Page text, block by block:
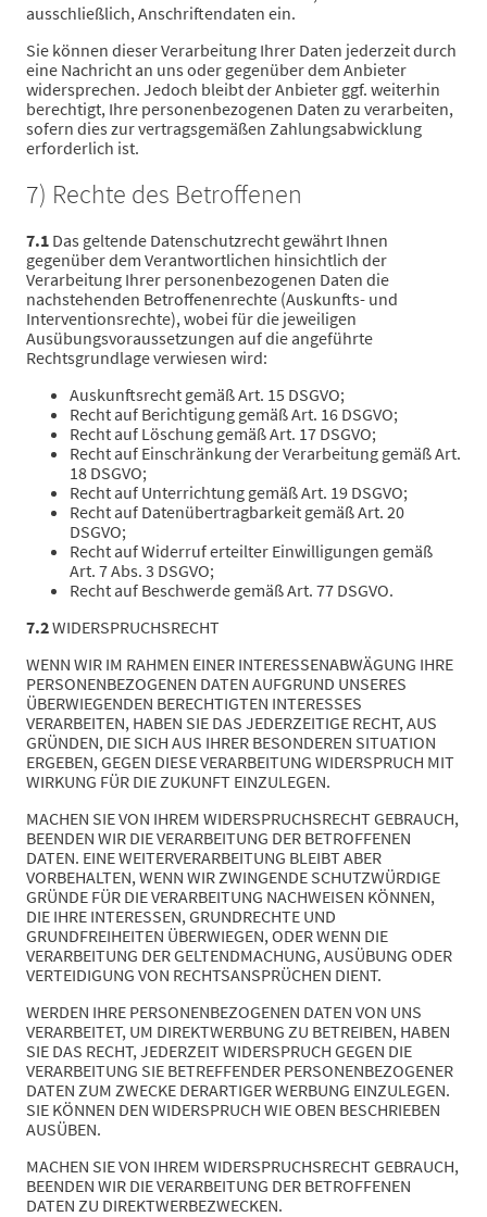
ausschließlich, Anschriftendaten ein.
Sie können dieser Verarbeitung Ihrer Daten jederzeit durch
eine Nachricht an uns oder gegenüber dem Anbieter
widersprechen. Jedoch bleibt der Anbieter ggf. weiterhin
berechtigt, Ihre personenbezogenen Daten zu verarbeiten,
sofern dies zur vertragsgemäßen Zahlungsabwicklung
erforderlich ist.
7) Rechte des Betroffenen
7.1 Das geltende Datenschutzrecht gewährt Ihnen
gegenüber dem Verantwortlichen hinsichtlich der
Verarbeitung Ihrer personenbezogenen Daten die
nachstehenden Betroffenenrechte (Auskunfts- und
Interventionsrechte), wobei für die jeweiligen
Ausübungsvoraussetzungen auf die angeführte
Rechtsgrundlage verwiesen wird:
Auskunftsrecht gemäß Art. 15 DSGVO;
Recht auf Berichtigung gemäß Art. 16 DSGVO;
Recht auf Löschung gemäß Art. 17 DSGVO;
Recht auf Einschränkung der Verarbeitung gemäß Art.
18 DSGVO;
Recht auf Unterrichtung gemäß Art. 19 DSGVO;
Recht auf Datenübertragbarkeit gemäß Art. 20
DSGVO;
Recht auf Widerruf erteilter Einwilligungen gemäß
Art. 7 Abs. 3 DSGVO;
Recht auf Beschwerde gemäß Art. 77 DSGVO.
7.2WIDERSPRUCHSRECHT
WENN WIR IM RAHMEN EINER INTERESSENABWÄGUNG IHRE
PERSONENBEZOGENEN DATEN AUFGRUND UNSERES
ÜBERWIEGENDEN BERECHTIGTEN INTERESSES
VERARBEITEN, HABEN SIE DAS JEDERZEITIGE RECHT, AUS
GRÜNDEN, DIE SICH AUS IHRER BESONDEREN SITUATION
ERGEBEN, GEGEN DIESE VERARBEITUNG WIDERSPRUCH MIT
WIRKUNG FÜR DIE ZUKUNFT EINZULEGEN.
MACHEN SIE VON IHREM WIDERSPRUCHSRECHT GEBRAUCH,
BEENDEN WIR DIE VERARBEITUNG DER BETROFFENEN
DATEN. EINE WEITERVERARBEITUNG BLEIBT ABER
VORBEHALTEN, WENN WIR ZWINGENDE SCHUTZWÜRDIGE
GRÜNDE FÜR DIE VERARBEITUNG NACHWEISEN KÖNNEN,
DIE IHRE INTERESSEN, GRUNDRECHTE UND
GRUNDFREIHEITEN ÜBERWIEGEN, ODER WENN DIE
VERARBEITUNG DER GELTENDMACHUNG, AUSÜBUNG ODER
VERTEIDIGUNG VON RECHTSANSPRÜCHEN DIENT.
WERDEN IHRE PERSONENBEZOGENEN DATEN VON UNS
VERARBEITET, UM DIREKTWERBUNG ZU BETREIBEN, HABEN
SIE DAS RECHT, JEDERZEIT WIDERSPRUCH GEGEN DIE
VERARBEITUNG SIE BETREFFENDER PERSONENBEZOGENER
DATEN ZUM ZWECKE DERARTIGER WERBUNG EINZULEGEN.
SIE KÖNNEN DEN WIDERSPRUCH WIE OBEN BESCHRIEBEN
AUSÜBEN.
MACHEN SIE VON IHREM WIDERSPRUCHSRECHT GEBRAUCH,
BEENDEN WIR DIE VERARBEITUNG DER BETROFFENEN
DATEN ZU DIREKTWERBEZWECKEN.